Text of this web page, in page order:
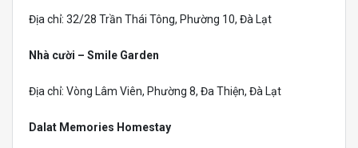
Địa chỉ: 32/28 Trần Thái Tông, Phường 10, Đà Lạt
Nhà cười – Smile Garden
Địa chỉ: Vòng Lâm Viên, Phường 8, Đa Thiện, Đà Lạt
Dalat Memories Homestay